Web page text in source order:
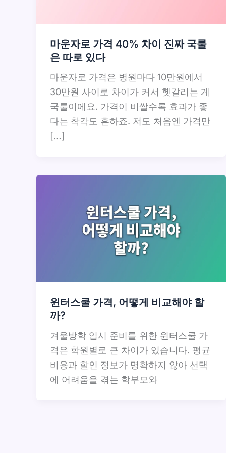
마운자로 가격 40% 차이 진짜 국룰
은 따로 있다
마운자로 가격은 병원마다 10만원에서
30만원 사이로 차이가 커서 헷갈리는 게
국룰이에요. 가격이 비쌀수록 효과가 좋
다는 착각도 흔하죠. 저도 처음엔 가격만
[…]
윈터스쿨 가격, 어떻게 비교해야 할
까?
겨울방학 입시 준비를 위한 윈터스쿨 가
격은 학원별로 큰 차이가 있습니다. 평균
비용과 할인 정보가 명확하지 않아 선택
에 어려움을 겪는 학부모와